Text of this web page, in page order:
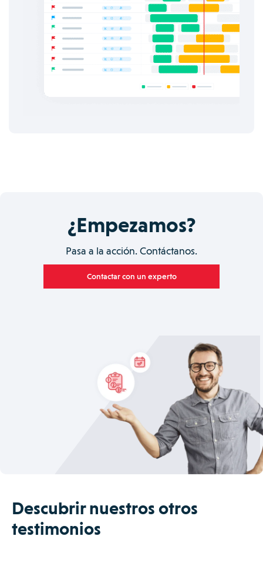
¿Empezamos?
Pasa a la acción. Contáctanos.
Contactar con un experto
Descubrir nuestros otros
testimonios